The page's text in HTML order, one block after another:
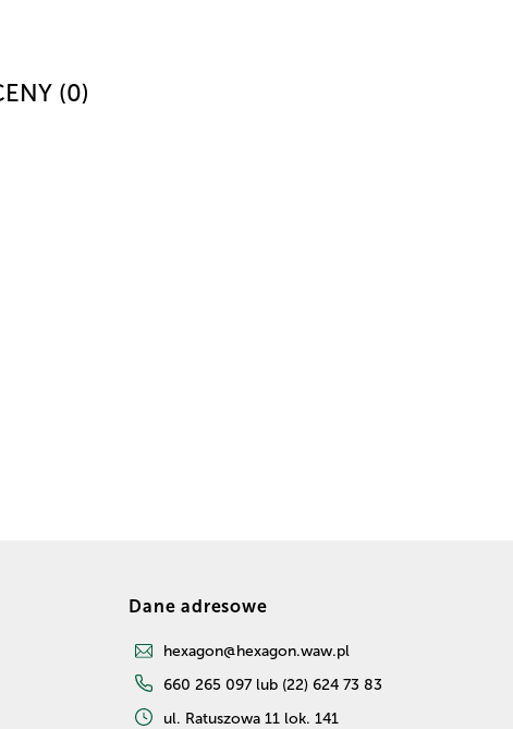
(0)
Dane adresowe
hexagon@hexagon.waw.pl
660 265 097 lub (22) 624 73 83
ul. Ratuszowa 11 lok. 141